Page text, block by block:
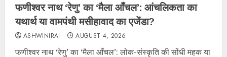
फणीश्वर नाथ ‘रेणु’ का ‘मैला आँचल’: आंचलिकता का
यथार्थ या वामपंथी मसीहावाद का एजेंडा?
ASHWINIRAI AUGUST 4, 2026
फणीश्वर नाथ ‘रेणु’ का ‘मैला आँचल’: लोक-संस्कृति की सोंधी महक या